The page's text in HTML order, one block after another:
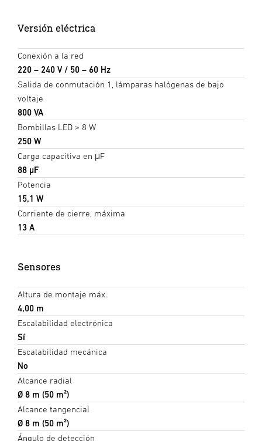
Versión eléctrica
Conexión a la red
220 – 240 V / 50 – 60 Hz
Salida de conmutación 1, lámparas halógenas de bajo
voltaje
800 VA
Bombillas LED > 8 W
250 W
Carga capacitiva en μF
88 µF
Potencia
15,1 W
Corriente de cierre, máxima
13 A
Sensores
Altura de montaje máx.
4,00 m
Escalabilidad electrónica
Sí
Escalabilidad mecánica
No
Alcance radial
Ø 8 m (50 m²)
Alcance tangencial
Ø 8 m (50 m²)
Ángulo de detección